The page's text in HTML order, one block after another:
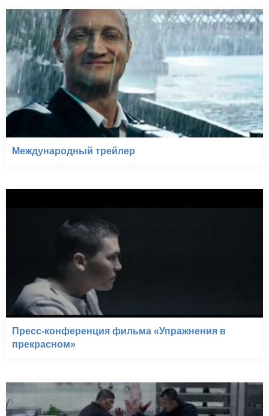
Международный трейлер
Пресс-конференция фильма «Упражнения в
прекрасном»